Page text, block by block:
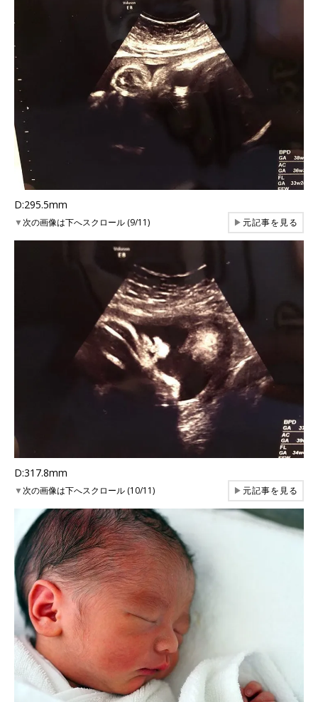
D:295.5mm
▼次の画像は下へスクロール (9/11) ▶元記事を見る
D:317.8mm
▼次の画像は下へスクロール (10/11) ▶元記事を見る